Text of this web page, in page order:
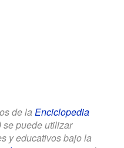
de la Enciclopedia
puede utilizar
y educativos bajo la